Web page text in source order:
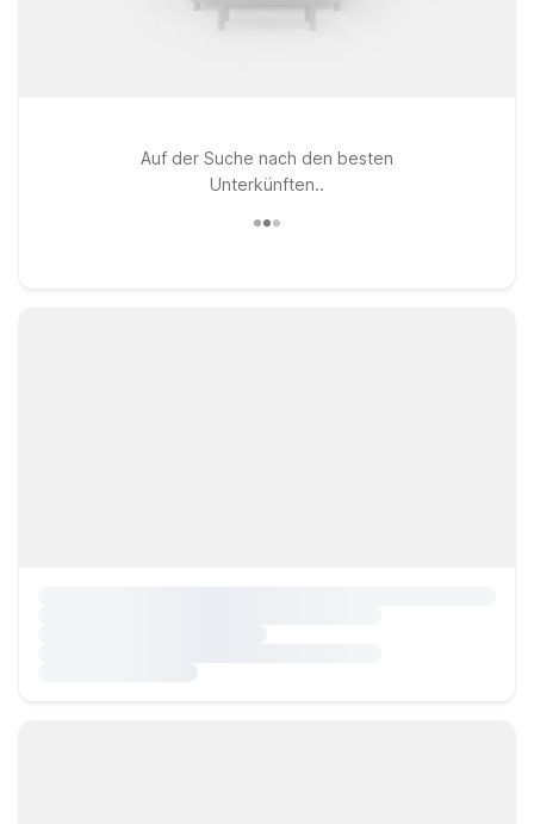
Auf der Suche nach den besten
Unterkünften..